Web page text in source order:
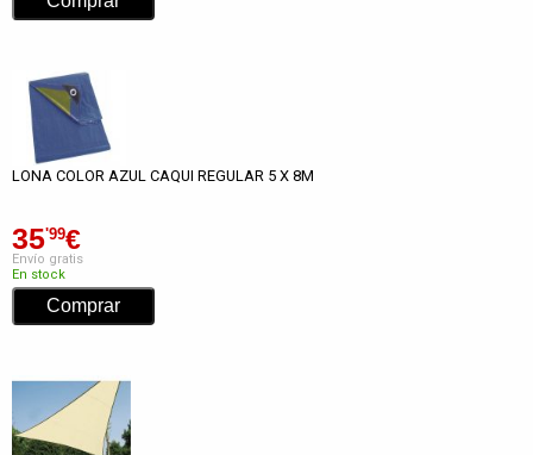
LONA COLOR AZUL CAQUI REGULAR 5 X 8M
35'99€
Envío gratis
En stock